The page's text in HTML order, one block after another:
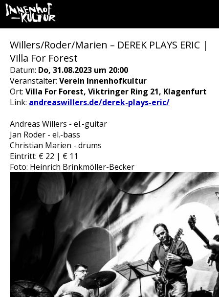
Willers/Roder/Marien – DEREK PLAYS ERIC |
Villa For Forest
Datum: Do, 31.08.2023 um 20:00
Veranstalter: Verein Innenhofkultur
Ort: Villa For Forest, Viktringer Ring 21, Klagenfurt
Link: andreaswillers.de/derek-plays-eric/
Andreas Willers - el.-guitar
Jan Roder - el.-bass
Christian Marien - drums
Eintritt: € 22 | € 11
Foto: Heinrich Brinkmöller-Becker